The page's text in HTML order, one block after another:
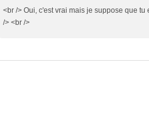
<br /> Oui, c'est vrai mais je suppose que
/> <br />